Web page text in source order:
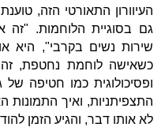
העיוורון התאורטי הזה,
גם בסוגיית הלוחמות. "זה
שירות נשים בקרבי", היא
כשאישה לוחמת נחטפת, זה
ופסיכולוגית כמו חטיפה
התצפיתניות, ואיך התמונות
לא אותו דבר, והגיע הזמן